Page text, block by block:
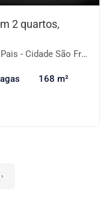
2 quartos,
Francisco, São Paulo-SP
168 m²
›